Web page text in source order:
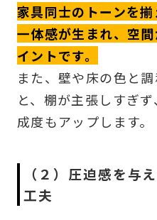
家具同士のトーンを
一体感が生まれ、空
イントです。
また、壁や床の色と
と、棚が主張しすぎ
成度もアップします。
（２）圧迫感を与
工夫